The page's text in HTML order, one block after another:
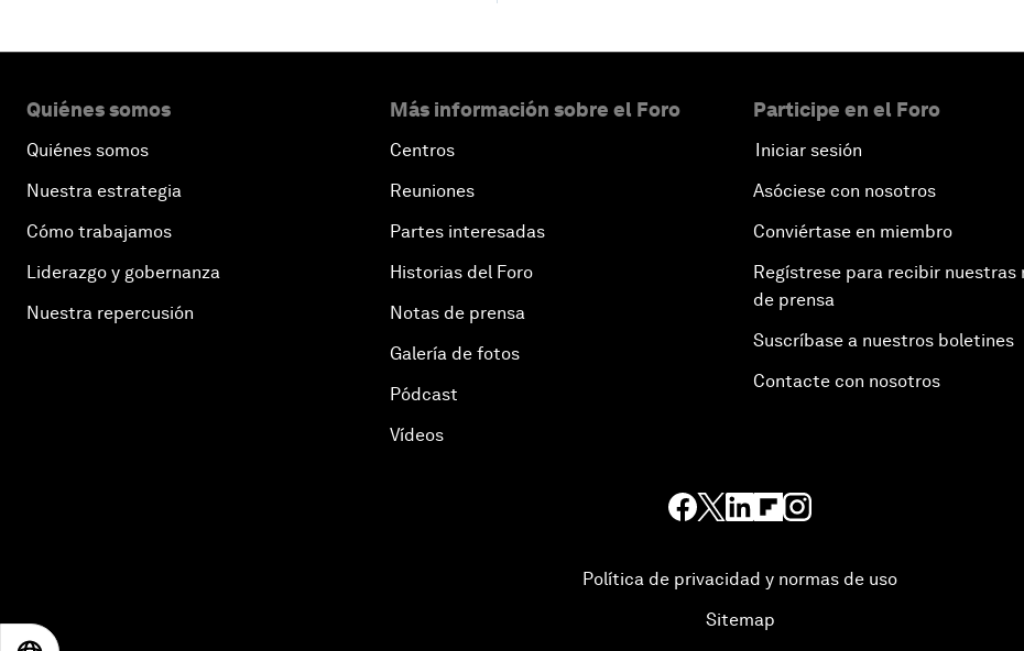
Quiénes somos
Quiénes somos
Nuestra estrategia
Cómo trabajamos
Liderazgo y gobernanza
Nuestra repercusión
Más información sobre el Foro
Centros
Reuniones
Partes interesadas
Historias del Foro
Notas de prensa
Galería de fotos
Pódcast
Vídeos
Participe en el Foro
Iniciar sesión
Asóciese con nosotros
Conviértase en miembro
Regístrese para recibir nuestras
de prensa
Suscríbase a nuestros boletines
Contacte con nosotros
Política de privacidad y normas de uso
Sitemap